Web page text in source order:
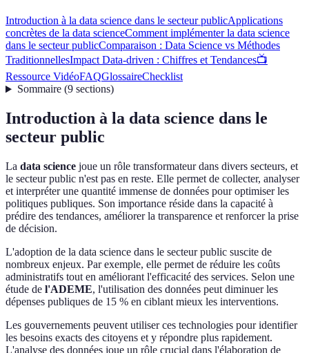
Introduction à la data science dans le secteur publicApplications
concrètes de la data scienceComment implémenter la data science
dans le secteur publicComparaison : Data Science vs Méthodes
TraditionnellesImpact Data-driven : Chiffres et Tendances📺
Ressource VidéoFAQGlossaireChecklist
Sommaire(9 sections)
Introduction à la data science dans le
secteur public
La data science joue un rôle transformateur dans divers secteurs, et
le secteur public n'est pas en reste. Elle permet de collecter, analyser
et interpréter une quantité immense de données pour optimiser les
politiques publiques. Son importance réside dans la capacité à
prédire des tendances, améliorer la transparence et renforcer la prise
de décision.
L'adoption de la data science dans le secteur public suscite de
nombreux enjeux. Par exemple, elle permet de réduire les coûts
administratifs tout en améliorant l'efficacité des services. Selon une
étude de l'ADEME, l'utilisation des données peut diminuer les
dépenses publiques de 15 % en ciblant mieux les interventions.
Les gouvernements peuvent utiliser ces technologies pour identifier
les besoins exacts des citoyens et y répondre plus rapidement.
L'analyse des données joue un rôle crucial dans l'élaboration de